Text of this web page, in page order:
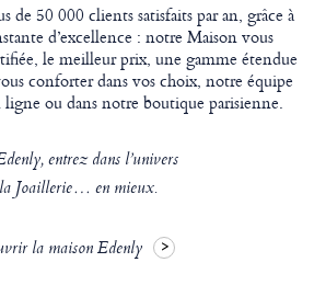
de 50 000 clients satisfaits par an, grâce à
d’excellence : notre Maison vous
le meilleur prix, une gamme étendue
conforter dans vos choix, notre équipe
ou dans notre boutique parisienne.
entrez dans l’univers
Joaillerie… en mieux.
la maison Edenly